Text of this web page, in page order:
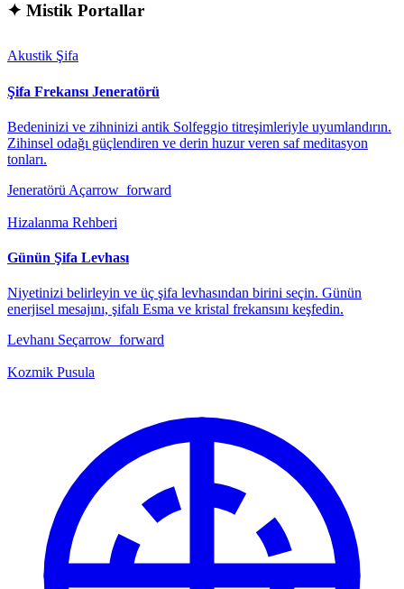
✦ Mistik Portallar
Akustik Şifa
Şifa Frekansı Jeneratörü
Bedeninizi ve zihninizi antik Solfeggio titreşimleriyle uyumlandırın.
Zihinsel odağı güçlendiren ve derin huzur veren saf meditasyon
tonları.
Jeneratörü Açarrow_forward
Hizalanma Rehberi
Günün Şifa Levhası
Niyetinizi belirleyin ve üç şifa levhasından birini seçin. Günün
enerjisel mesajını, şifalı Esma ve kristal frekansını keşfedin.
Levhanı Seçarrow_forward
Kozmik Pusula